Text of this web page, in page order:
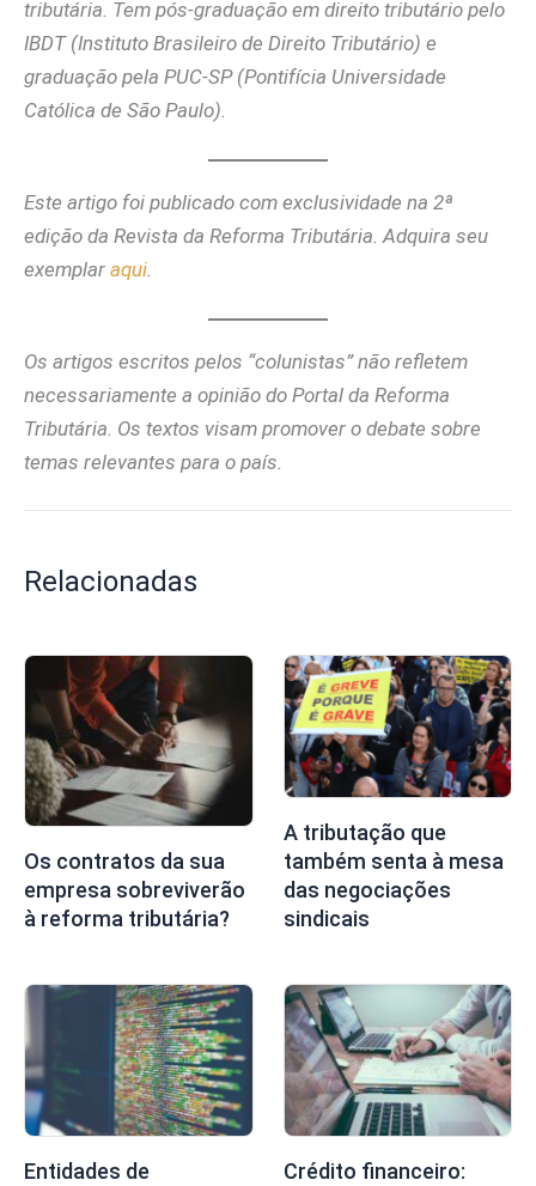
tributária. Tem pós-graduação em direito tributário pelo
IBDT (Instituto Brasileiro de Direito Tributário) e
graduação pela PUC-SP (Pontifícia Universidade
Católica de São Paulo).
Este artigo foi publicado com exclusividade na 2ª
edição da Revista da Reforma Tributária. Adquira seu
exemplar aqui.
Os artigos escritos pelos “colunistas” não refletem
necessariamente a opinião do Portal da Reforma
Tributária. Os textos visam promover o debate sobre
temas relevantes para o país.
Relacionadas
Os contratos da sua
empresa sobreviverão
à reforma tributária?
A tributação que
também senta à mesa
das negociações
sindicais
Entidades de
Crédito financeiro: